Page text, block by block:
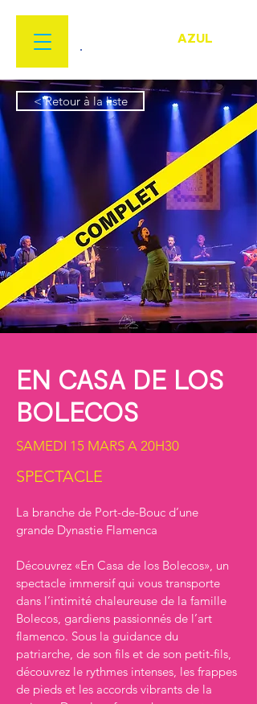
AZUL
< Retour à la liste
EN CASA DE LOS
BOLECOS
SAMEDI 15 MARS A 20H30
SPECTACLE
La branche de Port-de-Bouc d’une
grande Dynastie Flamenca
Découvrez «En Casa de los Bolecos», un
spectacle immersif qui vous transporte
dans l’intimité chaleureuse de la famille
Bolecos, gardiens passionnés de l’art
flamenco. Sous la guidance du
patriarche, de son fils et de son petit-fils,
découvrez le rythmes intenses, les frappes
de pieds et les accords vibrants de la